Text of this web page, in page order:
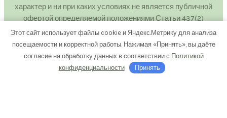
характер и ни при каких условиях не является публичной
офертой определяемой положениями Статьи 437(2)
Гражданского кодекса Российской Федерации.
Любое копирование с сайта floweranna.ru без письменного
разрешения владельца запрещено.
Этот сайт использует файлы cookie и Яндекс.Метрику для анализа
посещаемости и корректной работы. Нажимая «Принять», вы даёте
согласие на обработку данных в соответствии с Политикой
конфиденциальности
Принять